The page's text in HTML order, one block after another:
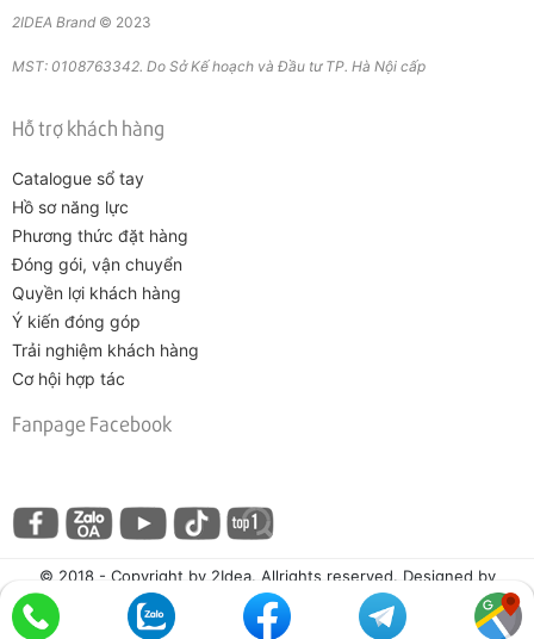
2IDEA Brand © 2023
MST: 0108763342. Do Sở Kế hoạch và Đầu tư TP. Hà Nội cấp
Hỗ trợ khách hàng
Catalogue sổ tay
Hồ sơ năng lực
Phương thức đặt hàng
Đóng gói, vận chuyển
Quyền lợi khách hàng
Ý kiến đóng góp
Trải nghiệm khách hàng
Cơ hội hợp tác
Fanpage Facebook
© 2018 - Copyright by 2Idea. Allrights reserved. Designed by
Vicogroup.vn.